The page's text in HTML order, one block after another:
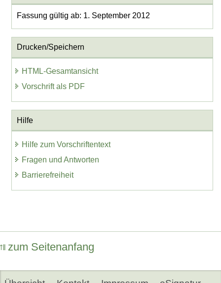
Fassung gültig ab: 1. September 2012
Drucken/Speichern
HTML-Gesamtansicht
Vorschrift als PDF
Hilfe
Hilfe zum Vorschriftentext
Fragen und Antworten
Barrierefreiheit
zum Seitenanfang